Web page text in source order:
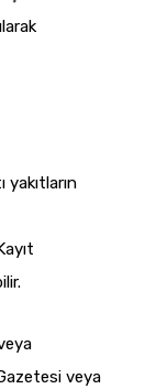
yakıtların
veya